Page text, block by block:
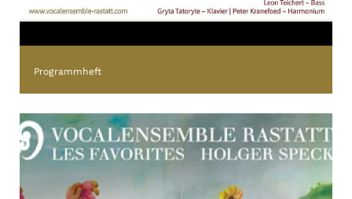
Programmheft